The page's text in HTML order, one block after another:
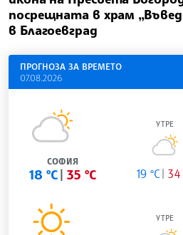
посрещната в храм
в Благоевград
ПРОГНОЗА ЗА ВРЕМЕТО
07.08.2026
СОФИЯ
18 °C 35 °C
УТРЕ
19 °C 34
УТРЕ